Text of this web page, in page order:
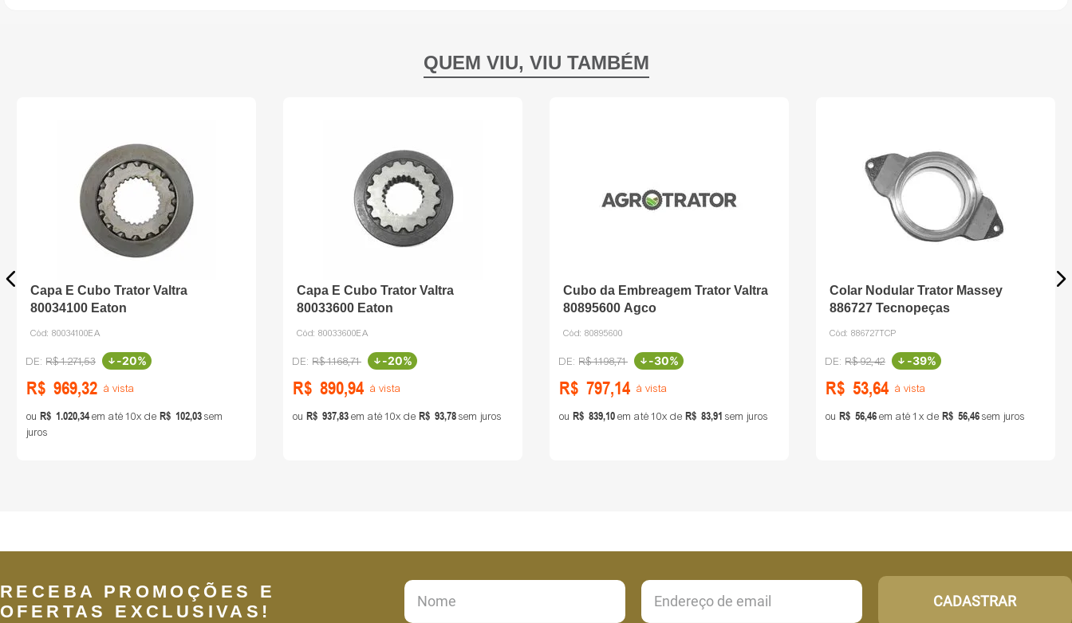
Capa E Cubo Trator Valtra
80034100 Eaton
Cód: 80034100EA
R$1.271,53 -20%
R$ 969,32 à vista
ou R$ 1.020,34em até10 de R$ 102,03sem
juros
Capa E Cubo Trator Valtra
80033600 Eaton
Cód: 80033600EA
R$1.168,71 -20%
R$ 890,94 à vista
ou R$ 937,83em até10 de R$ 93,78sem juros
Cubo da Embreagem Trator Valtra
80895600 Agco
Cód: 80895600
R$1.198,71 -30%
R$ 797,14 à vista
ou R$ 839,10em até10 de R$ 83,91 sem juros
Colar Nodular Trator Massey
886727 Tecnopeças
Cód: 886727TCP
R$92,42 -39%
R$ 53,64 à vista
ou R$ 56,46em até1 de R$ 56,46sem juros
RECEBA PROMOÇÕES E
OFERTAS EXCLUSIVAS!
CADASTRAR